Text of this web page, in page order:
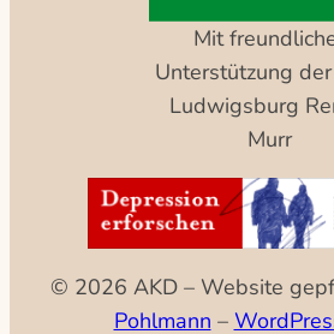
Mit
Unterstützung
Ludwigsburg
Murr
© 2026 AKD – Website
Pohlmann –